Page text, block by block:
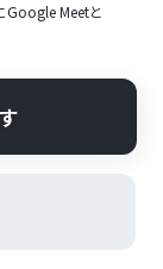
Google Meetと